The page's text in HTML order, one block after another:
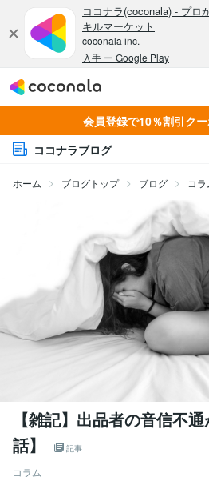
会員登録で10％割引クー
ココナラブログ
ホーム ブログトップ ブログ コラ
【雑記】出品者の音信不
話】
記事
コラム